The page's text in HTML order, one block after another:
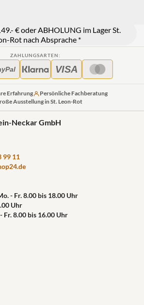
€ oder ABHOLUNG im Lager St.
Rot nach Absprache *
ZAHLUNGSARTEN:
VISA
Erfahrung
Persönliche Fachberatung
Ausstellung in St. Leon-Rot
Neckar GmbH
99 11
- Fr. 8.00 bis 18.00 Uhr
Uhr
Fr. 8.00 bis 16.00 Uhr